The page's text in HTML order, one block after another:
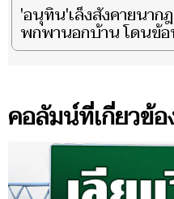
'อนุทิน'เล็งสังคายนาก
พกพานอกบ้าน โดนข้
คอลัมน์ที่เกี่ยวข้อ